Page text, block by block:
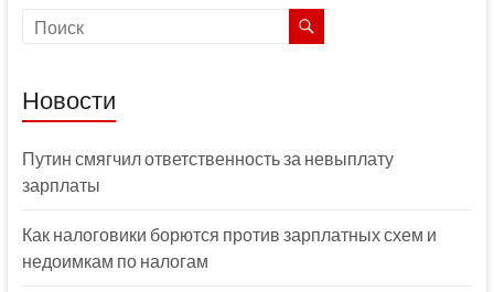
Новости
Путин смягчил ответственность за невыплату
зарплаты
Как налоговики борются против зарплатных схем и
недоимкам по налогам